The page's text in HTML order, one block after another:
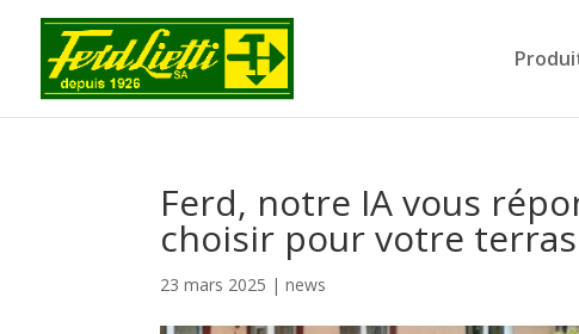
Ferd, notre IA vous
choisir pour votre
23 mars 2025 |news